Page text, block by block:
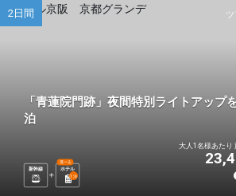
2日間
「青蓮院門跡」夜間特別ライトアッ
泊
新幹線 ホテル
選べる
1 泊
大人1名様あたり